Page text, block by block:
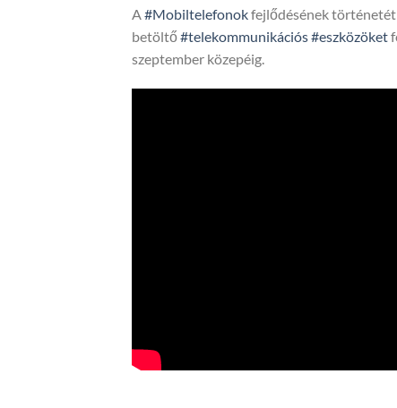
A #Mobiltelefonokfejlődésének
betöltő#telekommunikációs#eszközöket
szeptember közepéig.